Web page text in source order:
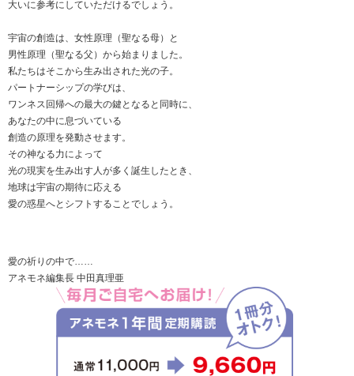
大いに参考にしていただけるでしょう。
宇宙の創造は、女性原理（聖なる母）と
男性原理（聖なる父）から始まりました。
私たちはそこから生み出された光の子。
パートナーシップの学びは、
ワンネス回帰への最大の鍵となると同時に、
あなたの中に息づいている
創造の原理を発動させます。
その神なる力によって
光の現実を生み出す人が多く誕生したとき、
地球は宇宙の期待に応える
愛の惑星へとシフトすることでしょう。
愛の祈りの中で……
アネモネ編集長 中田真理亜